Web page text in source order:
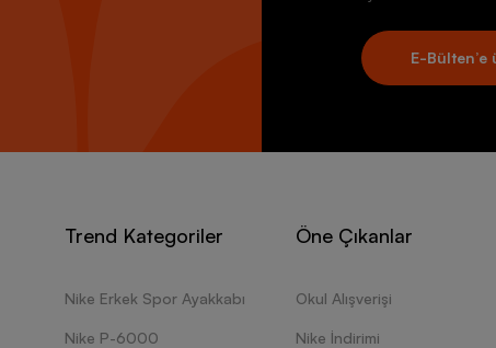
E-Bülten’e
Trend Kategoriler
Nike Erkek Spor Ayakkabı
Nike P-6000
Öne Çıkanlar
Okul Alışverişi
Nike İndirimi